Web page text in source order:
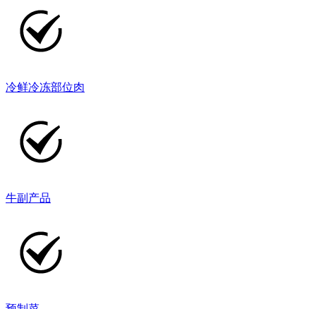
冷鲜冷冻部位肉
牛副产品